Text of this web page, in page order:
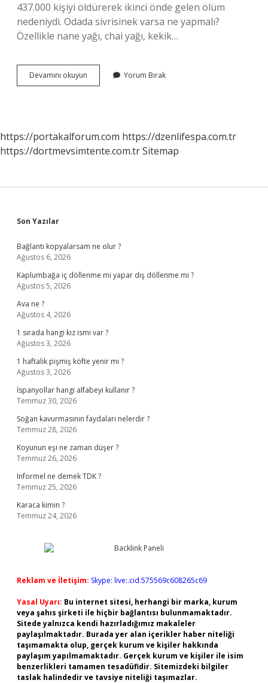
437.000 kişiyi öldürerek ikinci önde gelen ölüm
nedeniydi. Odada sivrisinek varsa ne yapmalı?
Özellikle nane yağı, chai yağı, kekik…
Devamını okuyun Sivrisinek
Öldürülür
Yorum Bırak
https://portakalforum.com https://dzenlifespa.com.tr
https://dortmevsimtente.com.trSitemap
Sidebar
Son Yazılar
Bağlantı kopyalarsam ne olur ?
Ağustos 6, 2026
Kaplumbağa iç döllenme mi yapar dış döllenme mi ?
Ağustos 5, 2026
Ava ne ?
Ağustos 4, 2026
1 sırada hangi kız ismi var ?
Ağustos 3, 2026
1 haftalık pişmiş köfte yenir mi ?
Ağustos 3, 2026
İspanyollar hangi alfabeyi kullanır ?
Temmuz 30, 2026
Soğan kavurmasının faydaları nelerdir ?
Temmuz 28, 2026
Koyunun eşi ne zaman düşer ?
Temmuz 26, 2026
Informel ne demek TDK ?
Temmuz 25, 2026
Karaca kimin ?
Temmuz 24, 2026
Reklam ve İletişim: Skype: live:.cid.575569c608265c69
Yasal Uyarı: Bu internet sitesi, herhangi bir marka, kurum
veya şahıs şirketi ile hiçbir bağlantısı bulunmamaktadır.
Sitede yalnızca kendi hazırladığımız makaleler
paylaşılmaktadır. Burada yer alan içerikler haber niteliği
taşımamakta olup, gerçek kurum ve kişiler hakkında
paylaşım yapılmamaktadır. Gerçek kurum ve kişiler ile isim
benzerlikleri tamamen tesadüfidir. Sitemizdeki bilgiler
taslak halindedir ve tavsiye niteliği taşımazlar.